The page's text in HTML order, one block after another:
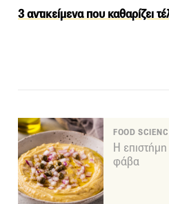
3 αντικείμενα που καθαρίζει
FOOD
Η
φάβα